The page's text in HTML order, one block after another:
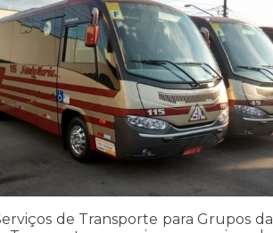
de Transporte para Grupos da